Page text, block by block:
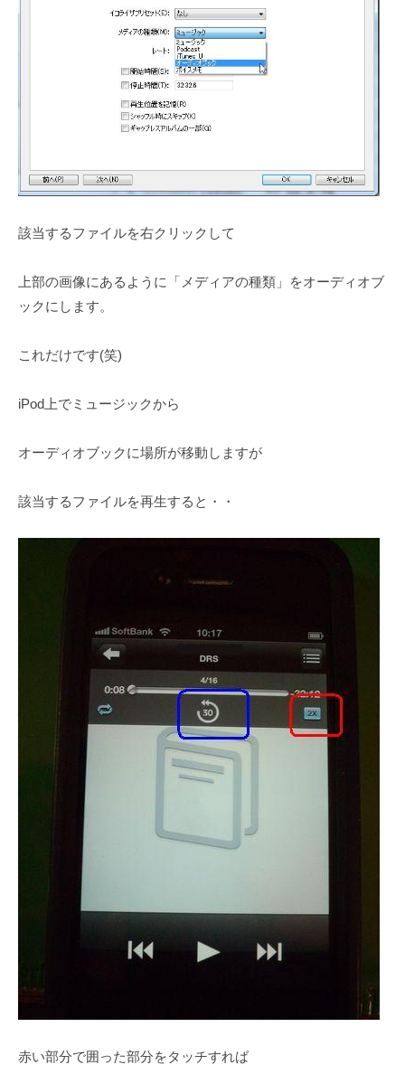
該当するファイルを右クリックして
上部の画像にあるように「メディアの種類」をオーディオブ
ックにします。
これだけです(笑)
iPod上でミュージックから
オーディオブックに場所が移動しますが
該当するファイルを再生すると・・
赤い部分で囲った部分をタッチすれば